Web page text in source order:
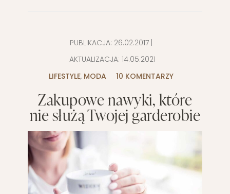
PUBLIKACJA: 26.02.2017
AKTUALIZACJA: 14.05.2021
LIFESTYLE, MODA 10 KOMENTARZY
Zakupowe nawyki, które
nie służą Twojej garderobie